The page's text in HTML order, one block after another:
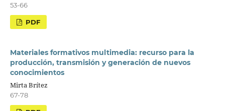
53-66
PDF
Materiales formativos multimedia: recurso para la
producción, transmisión y generación de nuevos
conocimientos
Mirta Brítez
67-78